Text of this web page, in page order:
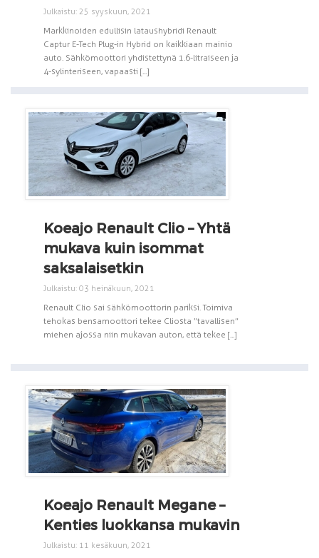
Julkaistu: 25 syyskuun, 2021
Markkinoiden edullisin lataushybridi Renault
Captur E-Tech Plug-in Hybrid on kaikkiaan mainio
auto. Sähkömoottori yhdistettynä 1.6-litraiseen ja
4-sylinteriseen, vapaasti [...]
Koeajo Renault Clio – Yhtä
mukava kuin isommat
saksalaisetkin
Julkaistu: 03 heinäkuun, 2021
Renault Clio sai sähkömoottorin pariksi. Toimiva
tehokas bensamoottori tekee Cliosta ”tavallisen”
miehen ajossa niin mukavan auton, että tekee [...]
Koeajo Renault Megane –
Kenties luokkansa mukavin
Julkaistu: 11 kesäkuun, 2021